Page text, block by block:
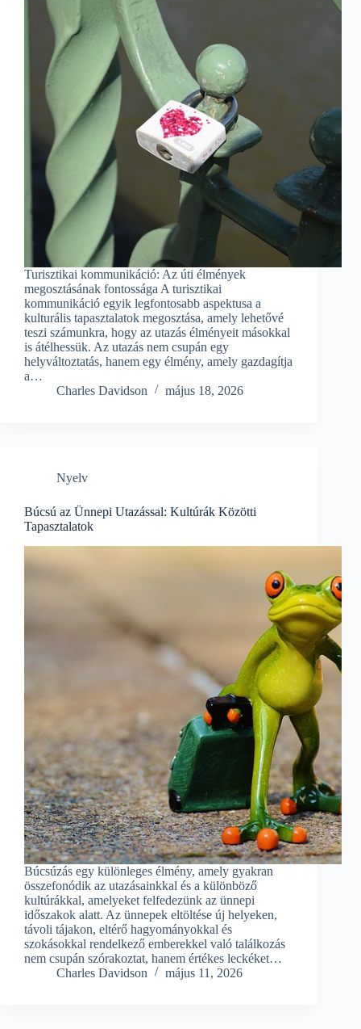
Turisztikai kommunikáció: Az úti élmények
megosztásának fontossága A turisztikai
kommunikáció egyik legfontosabb aspektusa a
kulturális tapasztalatok megosztása, amely lehetővé
teszi számunkra, hogy az utazás élményeit másokkal
is átélhessük. Az utazás nem csupán egy
helyváltoztatás, hanem egy élmény, amely gazdagítja
a…
Charles Davidson
május 18, 2026
Nyelv
Búcsú az Ünnepi Utazással: Kultúrák Közötti
Tapasztalatok
Búcsúzás egy különleges élmény, amely gyakran
összefonódik az utazásainkkal és a különböző
kultúrákkal, amelyeket felfedezünk az ünnepi
időszakok alatt. Az ünnepek eltöltése új helyeken,
távoli tájakon, eltérő hagyományokkal és
szokásokkal rendelkező emberekkel való találkozás
nem csupán szórakoztat, hanem értékes leckéket…
Charles Davidson
május 11, 2026